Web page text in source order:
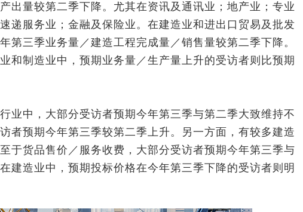
出量较第二季下降。尤其在资讯及通讯业；地产业；专业
递服务业；金融及保险业。在建造业和进出口贸易及批发
第三季业务量／建造工程完成量／销售量较第二季下降。
和制造业中，预期业务量／生产量上升的受访者则比预期
业中，大部分受访者预期今年第三季与第二季大致维持不
者预期今年第三季较第二季上升。另一方面，有较多建造
于货品售价／服务收费，大部分受访者预期今年第三季与
建造业中，预期投标价格在今年第三季下降的受访者则明